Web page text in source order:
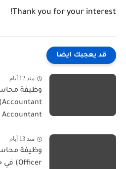
Thank you for your interest!
قد يعجبك ايضا
منذ 12 أيام
Accountant
منذ 13 أيام
Officer) في حولي Finance &...